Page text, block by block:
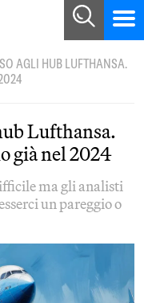
AGLI HUB LUFTHANSA.
Lufthansa.
già nel 2024
ma gli analisti
un pareggio o